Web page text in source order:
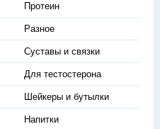
Протеин
Разное
Суставы и связки
Для тестостерона
Шейкеры и бутылки
Напитки